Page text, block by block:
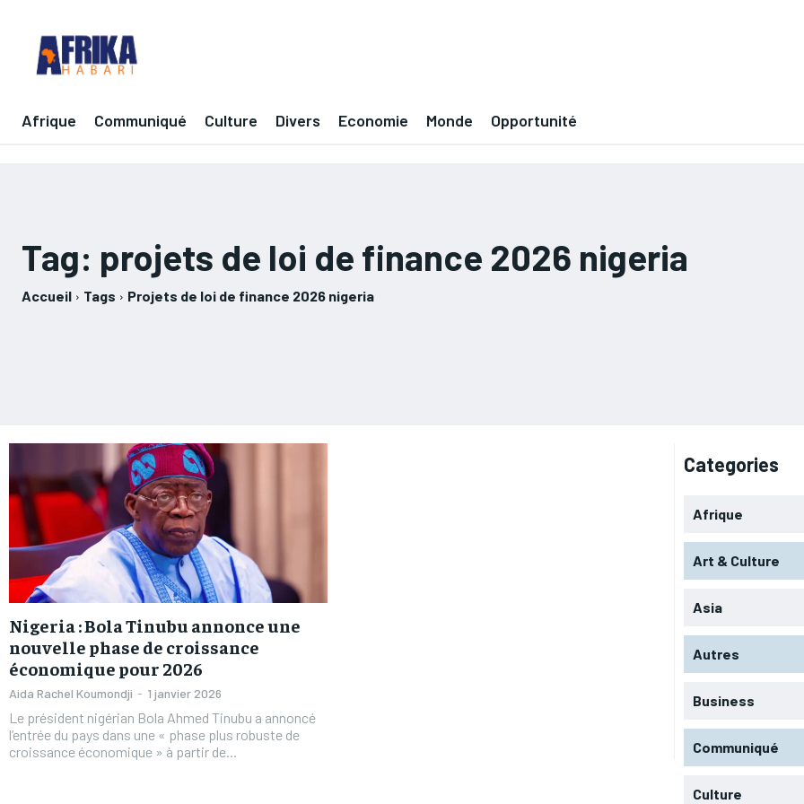
Afrique Communiqué Culture Divers Economie Monde Opportunité
Tag: projets de loi de finance 2026 nigeria
Accueil Tags Projets de loi de finance 2026 nigeria
Nigeria : Bola Tinubu annonce une
nouvelle phase de croissance
économique pour 2026
Aida Rachel Koumondji - 1 janvier 2026
Le président nigérian Bola Ahmed Tinubu a annoncé
l’entrée du pays dans une « phase plus robuste de
croissance économique » à partir de...
Categories
Afrique
Art & Culture
Asia
Autres
Business
Communiqué
Culture